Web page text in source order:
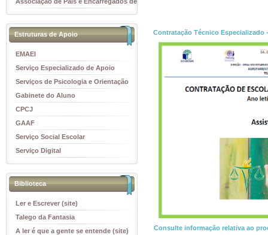
Educação
Estruturas de Apoio
EMAEI
Serviço Especializado de Apoio
Educativo
Serviços de Psicologia e Orientação
(SPO)
Gabinete do Aluno
CPCJ
GAAF
Serviço Social Escolar
Serviço Digital
Biblioteca
Ler e Escrever (site)
Talego da Fantasia
A ler é que a gente se entende (site)
Contratação Técnico Especializado
Consulte informação relativa ao